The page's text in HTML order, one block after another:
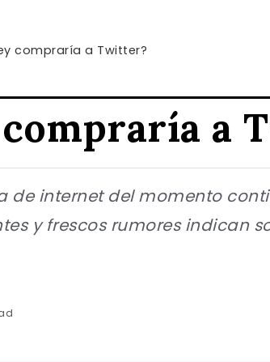
compraría a Twitter?
a
de internet del momento
y frescos rumores indican